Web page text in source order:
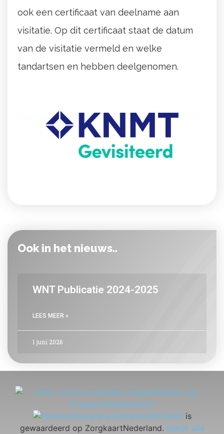
ook een certificaat van deelname aan
visitatie. Op dit certificaat staat de datum
van de visitatie vermeld en welke
tandartsen en hebben deelgenomen.
Ook in het nieuws..
WNT Publicatie 2024-2025
LEES MEER »
1 juni 2026
MCDent is
gewaardeerd op ZorgkaartNederland. Bekijk alle